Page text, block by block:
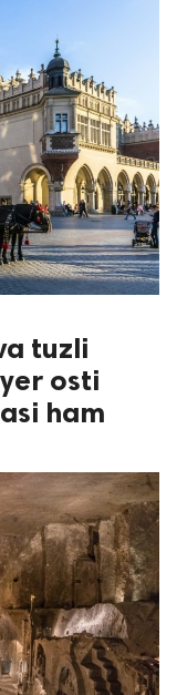
tuzli
osti
ham